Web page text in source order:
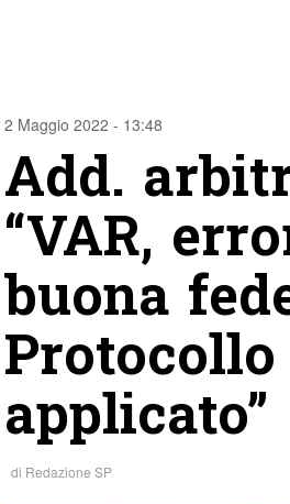
2 Maggio 2022 - 13:48
Add.
“VAR,
buona
Protocollo
applicato”
di Redazione SP